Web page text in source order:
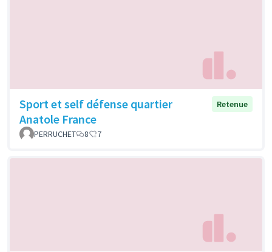
Sport et self défense quartier
Anatole France
Retenue
PERRUCHET 8 7